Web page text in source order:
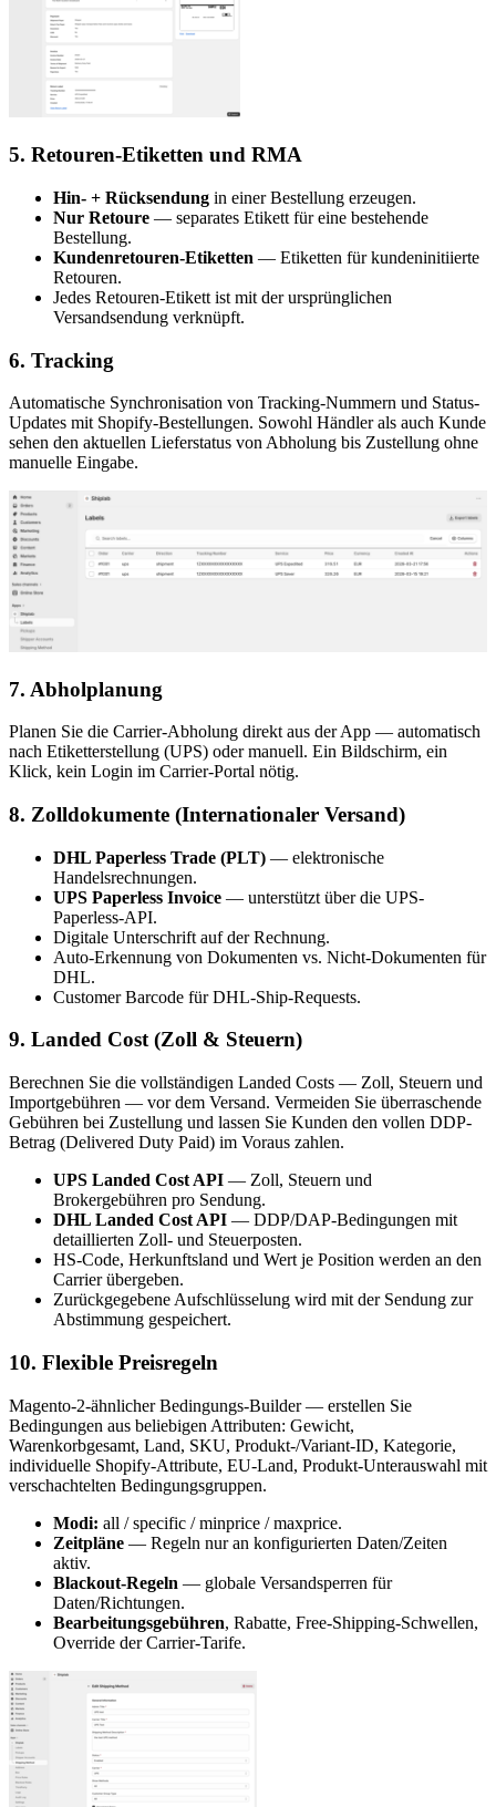
5. Retouren-Etiketten und RMA
Hin- + Rücksendung in einer Bestellung erzeugen.
Nur Retoure — separates Etikett für eine bestehende
Bestellung.
Kundenretouren-Etiketten — Etiketten für kundeninitiierte
Retouren.
Jedes Retouren-Etikett ist mit der ursprünglichen
Versandsendung verknüpft.
6. Tracking
Automatische Synchronisation von Tracking-Nummern und Status-
Updates mit Shopify-Bestellungen. Sowohl Händler als auch Kunde
sehen den aktuellen Lieferstatus von Abholung bis Zustellung ohne
manuelle Eingabe.
7. Abholplanung
Planen Sie die Carrier-Abholung direkt aus der App — automatisch
nach Etiketterstellung (UPS) oder manuell. Ein Bildschirm, ein
Klick, kein Login im Carrier-Portal nötig.
8. Zolldokumente (Internationaler Versand)
DHL Paperless Trade (PLT) — elektronische
Handelsrechnungen.
UPS Paperless Invoice — unterstützt über die UPS-
Paperless-API.
Digitale Unterschrift auf der Rechnung.
Auto-Erkennung von Dokumenten vs. Nicht-Dokumenten für
DHL.
Customer Barcode für DHL-Ship-Requests.
9. Landed Cost (Zoll & Steuern)
Berechnen Sie die vollständigen Landed Costs — Zoll, Steuern und
Importgebühren — vor dem Versand. Vermeiden Sie überraschende
Gebühren bei Zustellung und lassen Sie Kunden den vollen DDP-
Betrag (Delivered Duty Paid) im Voraus zahlen.
UPS Landed Cost API — Zoll, Steuern und
Brokergebühren pro Sendung.
DHL Landed Cost API — DDP/DAP-Bedingungen mit
detaillierten Zoll- und Steuerposten.
HS-Code, Herkunftsland und Wert je Position werden an den
Carrier übergeben.
Zurückgegebene Aufschlüsselung wird mit der Sendung zur
Abstimmung gespeichert.
10. Flexible Preisregeln
Magento-2-ähnlicher Bedingungs-Builder — erstellen Sie
Bedingungen aus beliebigen Attributen: Gewicht,
Warenkorbgesamt, Land, SKU, Produkt-/Variant-ID, Kategorie,
individuelle Shopify-Attribute, EU-Land, Produkt-Unterauswahl mit
verschachtelten Bedingungsgruppen.
Modi: all / specific / minprice / maxprice.
Zeitpläne — Regeln nur an konfigurierten Daten/Zeiten
aktiv.
Blackout-Regeln — globale Versandsperren für
Daten/Richtungen.
Bearbeitungsgebühren, Rabatte, Free-Shipping-Schwellen,
Override der Carrier-Tarife.